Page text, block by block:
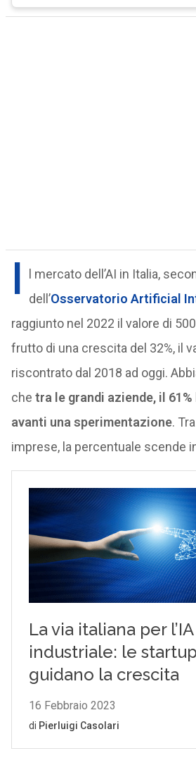
I
l mercato dell’AI in Italia,
dell’Osservatorio Artificial
raggiunto nel 2022 il valore di
frutto di una crescita del 32%, il
riscontrato dal 2018 ad oggi.
che tra le grandi aziende, il
avanti una sperimentazione.
imprese, la percentuale scende